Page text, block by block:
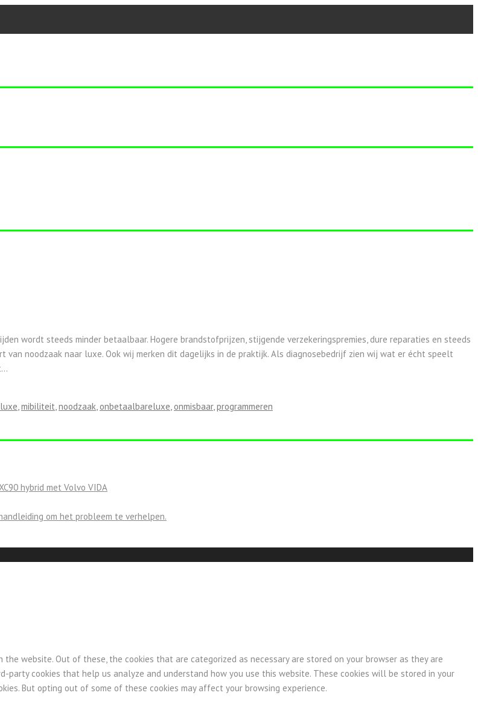
wordt steeds minder betaalbaar. Hogere brandstofprijzen, stijgende verzekeringspremies, dure reparaties en steeds
van noodzaak naar luxe. Ook wij merken dit dagelijks in de praktijk. Als diagnosebedrijf zien wij wat er écht speelt
luxe,mibiliteit,noodzaak, onbetaalbareluxe, onmisbaar,programmeren
hybrid met Volvo VIDA
om het probleem te verhelpen.
website. Out of these, the cookies that are categorized as necessary are stored on your browser as they are
cookies that help us analyze and understand how you use this website. These cookies will be stored in your
But opting out of some of these cookies may affect your browsing experience.